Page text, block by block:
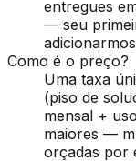
entregues
— seu
Como é o preço?
Uma taxa
(piso de
mensal +
maiores —
orçadas por